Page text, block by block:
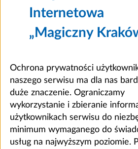
Internetowa
„Magiczny
Ochrona prywatności
naszego serwisu ma dla nas
duże znaczenie. Ograniczamy
wykorzystanie i zbieranie
użytkownikach serwisu do
minimum wymaganego do
usług na najwyższym poziomie.